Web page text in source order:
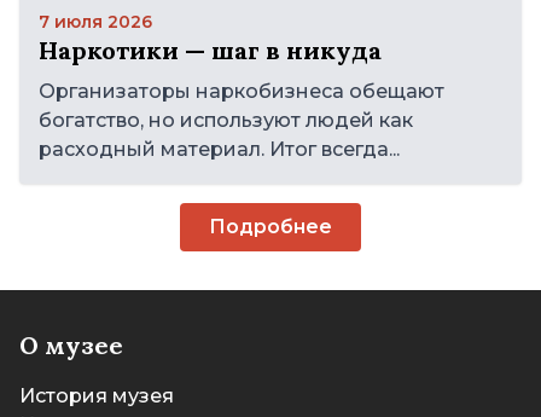
7 июля 2026
Наркотики — шаг в никуда
Организаторы наркобизнеса обещают
богатство, но используют людей как
расходный материал. Итог всегда...
Подробнее
О музее
История музея